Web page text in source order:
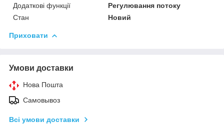
Додаткові функції
Регулювання потоку
Стан
Новий
Приховати
Умови доставки
Нова Пошта
Самовывоз
Всі умови доставки